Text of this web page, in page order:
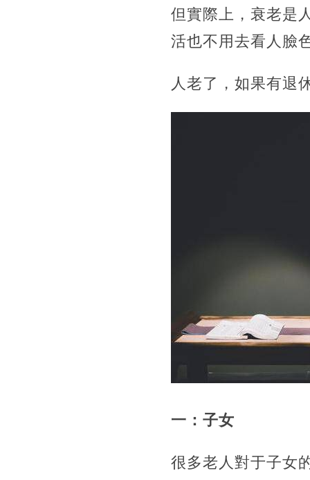
但實際上，衰老是
活也不用去看人臉
人老了，如果有退
一：子女
很多老人對于子女